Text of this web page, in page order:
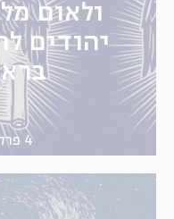
ולאום
יהודים
4 פרקים